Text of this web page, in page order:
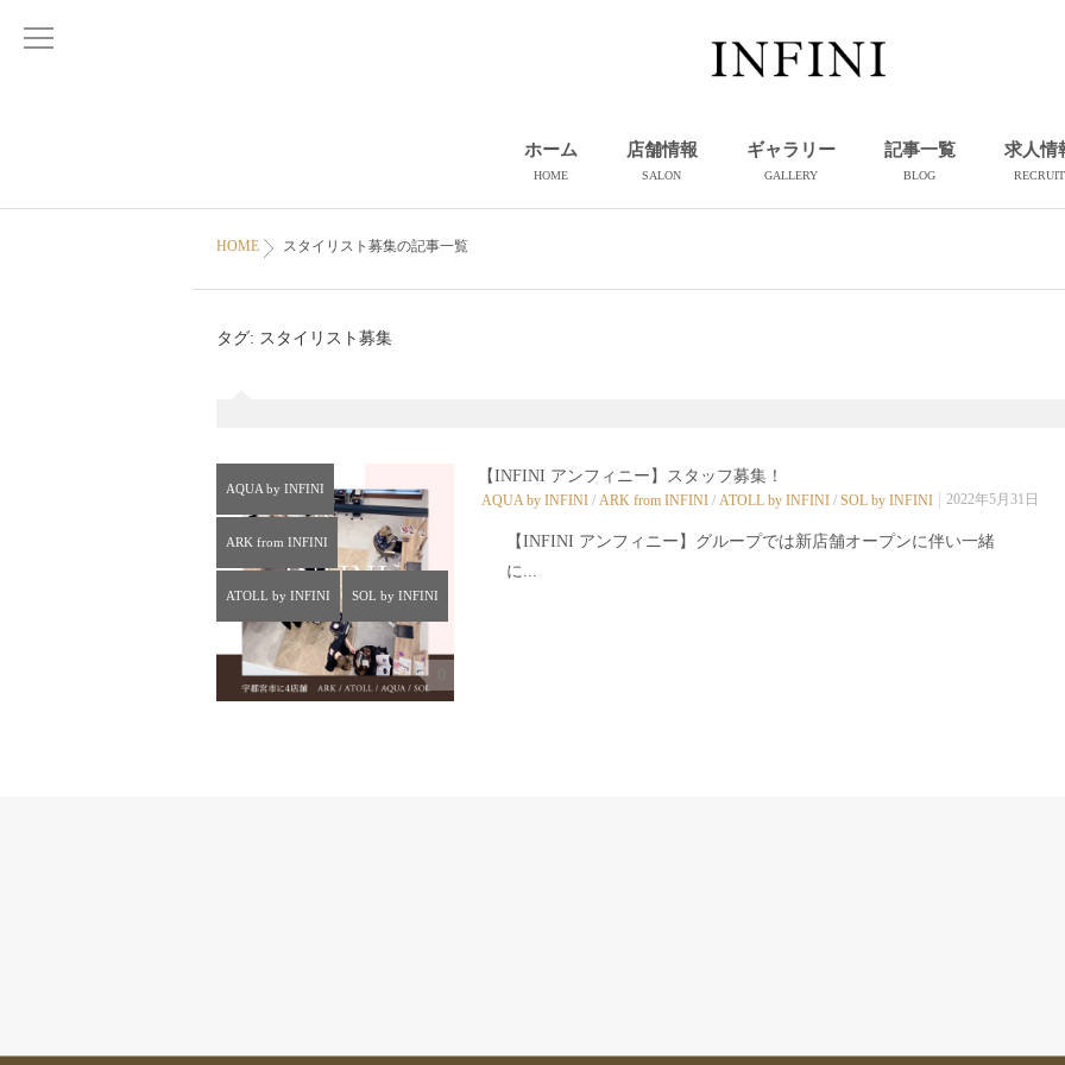
ホーム
HOME
店舗情報
SALON
ギャラリー
GALLERY
記事一覧
BLOG
求人情
RECRUIT
HOME スタイリスト募集の記事一覧
タグ: スタイリスト募集
AQUA by INFINI
ARK from INFINI
ATOLL by INFINI SOL by INFINI
【INFINI アンフィニー】スタッフ募集！
AQUA by INFINI / ARK from INFINI / ATOLL by INFINI / SOL by INFINI 2022年5月31日
【INFINI アンフィニー】グループでは新店舗オープンに伴い一緒
に...